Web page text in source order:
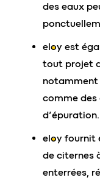
des eaux
eloy est
tout projet
notamment
comme
d’épuration.
eloy fournit
de citernes
enterrées,